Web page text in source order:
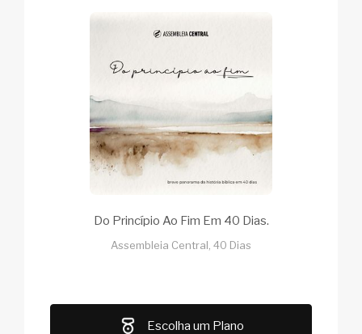
Do Princípio Ao Fim Em 40 Dias.
Assembleia Central, 40 Dias
Escolha um Plano